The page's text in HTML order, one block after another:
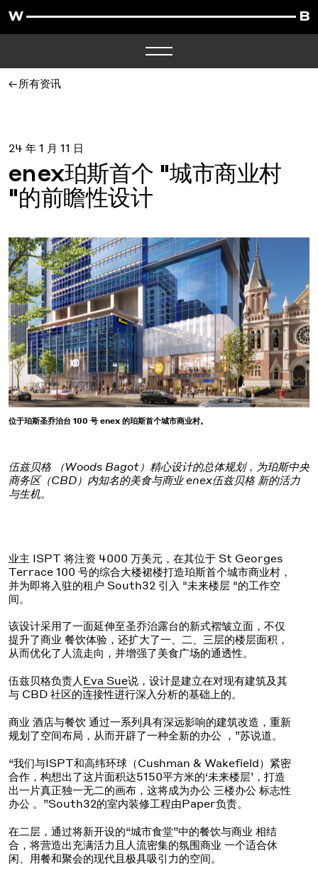
所有资讯
24 年 1 月 11 日
enex珀斯首个 "城市商业村
"的前瞻性设计
位于珀斯圣乔治台 100 号 enex 的珀斯首个城市商业村。
伍兹贝格 （Woods Bagot）精心设计的总体规划，为珀斯中央
商务区（CBD）内知名的美食与商业 enex伍兹贝格 新的活力
与生机。
业主 ISPT 将注资 4000 万美元，在其位于 St Georges
Terrace 100 号的综合大楼裙楼打造珀斯首个城市商业村，
并为即将入驻的租户 South32 引入 "未来楼层 "的工作空
间。
该设计采用了一面延伸至圣乔治露台的新式褶皱立面，不仅
提升了商业 餐饮体验，还扩大了一、二、三层的楼层面积，
从而优化了人流走向，并增强了美食广场的通透性。
伍兹贝格负责人Eva Sue说，设计是建立在对现有建筑及其
与 CBD 社区的连接性进行深入分析的基础上的。
商业 酒店与餐饮 通过一系列具有深远影响的建筑改造，重新
规划了空间布局，从而开辟了一种全新的办公 ，”苏说道。
“我们与ISPT和高纬环球（Cushman & Wakefield）紧密
合作，构想出了这片面积达5150平方米的‘未来楼层’，打造
出一片真正独一无二的画布，这将成为办公 三楼办公 标志性
办公 。”South32的室内装修工程由Paper负责。
在二层，通过将新开设的“城市食堂”中的餐饮与商业 相结
合，将营造出充满活力且人流密集的氛围商业 一个适合休
闲、用餐和聚会的现代且极具吸引力的空间。